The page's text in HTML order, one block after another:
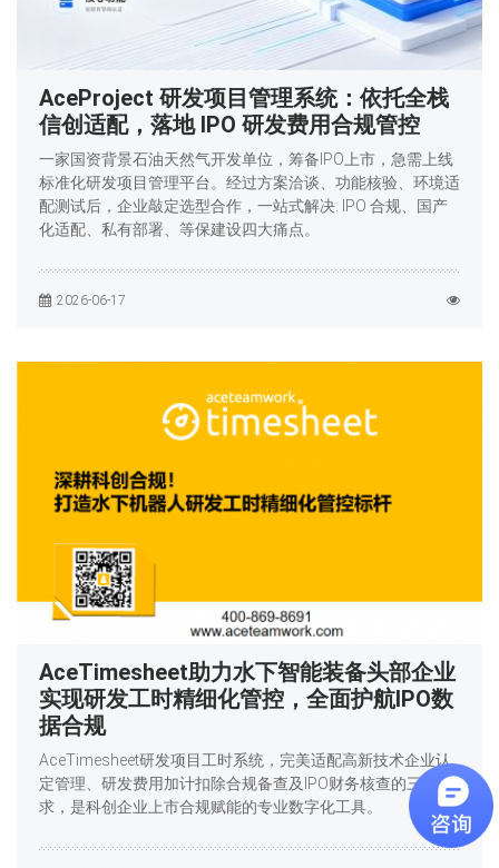
AceProject 研发项目管理系统：依托全栈
信创适配，落地 IPO 研发费用合规管控
一家国资背景石油天然气开发单位，筹备IPO上市，急需上线
标准化研发项目管理平台。经过方案洽谈、功能核验、环境适
配测试后，企业敲定选型合作，一站式解决: IPO 合规、国产
化适配、私有部署、等保建设四大痛点。
2026-06-17
AceTimesheet助力水下智能装备头部企业
实现研发工时精细化管控，全面护航IPO数
据合规
AceTimesheet研发项目工时系统，完美适配高新技术企业认
定管理、研发费用加计扣除合规备查及IPO财务核查的三重要
求，是科创企业上市合规赋能的专业数字化工具。